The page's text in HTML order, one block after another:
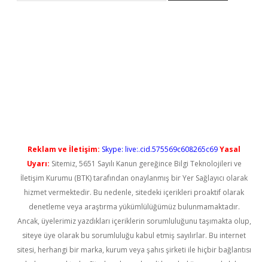
Reklam ve İletişim: Skype: live:.cid.575569c608265c69Yasal
Uyarı: Sitemiz, 5651 Sayılı Kanun gereğince Bilgi Teknolojileri ve
İletişim Kurumu (BTK) tarafından onaylanmış bir Yer Sağlayıcı olarak
hizmet vermektedir. Bu nedenle, sitedeki içerikleri proaktif olarak
denetleme veya araştırma yükümlülüğümüz bulunmamaktadır.
Ancak, üyelerimiz yazdıkları içeriklerin sorumluluğunu taşımakta olup,
siteye üye olarak bu sorumluluğu kabul etmiş sayılırlar. Bu internet
sitesi, herhangi bir marka, kurum veya şahıs şirketi ile hiçbir bağlantısı